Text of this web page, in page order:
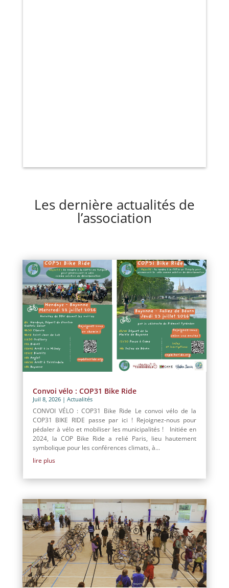
Les dernière actualités de
l’association
Convoi vélo : COP31 Bike Ride
Juil 8, 2026| Actualités
CONVOI VÉLO : COP31 Bike Ride Le convoi vélo de la
COP31 BIKE RIDE passe par ici ! Rejoignez-nous pour
pédaler à vélo et mobiliser les municipalités ! Initiée en
2024, la COP Bike Ride a relié Paris, lieu hautement
symbolique pour les conférences climats, à...
lire plus